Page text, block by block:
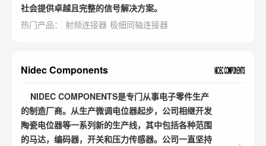
社会提供卓越且完整的信号解决方案。
热门产品：
射频连接器 极细同轴连接器
Nidec Components
NIDEC COMPONENTS是专门从事电子零件生产
的制造厂商。从生产微调电位器起步，公司相继开发
陶瓷电位器等一系列新的生产线，其中包括各种范围
的马达，编码器，开关和压力传感器。公司一直坚持